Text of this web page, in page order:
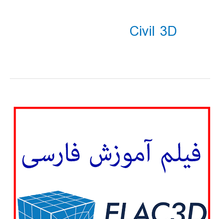
Civil 3D